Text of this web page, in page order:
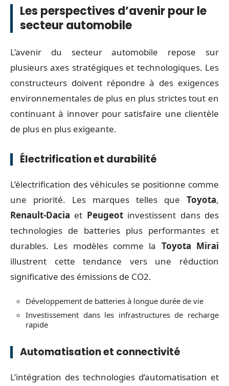
Les perspectives d’avenir pour le
secteur automobile
L’avenir du secteur automobile repose sur
plusieurs axes stratégiques et technologiques. Les
constructeurs doivent répondre à des exigences
environnementales de plus en plus strictes tout en
continuant à innover pour satisfaire une clientèle
de plus en plus exigeante.
Électrification et durabilité
L’électrification des véhicules se positionne comme
une priorité. Les marques telles que Toyota,
Renault-Dacia et Peugeotinvestissent dans des
technologies de batteries plus performantes et
durables. Les modèles comme la Toyota Mirai
illustrent cette tendance vers une réduction
significative des émissions de CO2.
Développement de batteries à longue durée de vie
Investissement dans les infrastructures de recharge
rapide
Automatisation et connectivité
L’intégration des technologies d’automatisation et